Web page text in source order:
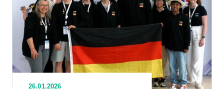
Kurze
Wege,
viel
26.01.2026
„Hier
wächst
Technologie“:
Roadrunners
der
GSG